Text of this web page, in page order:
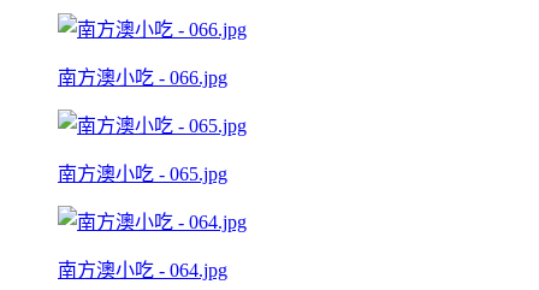
南方澳小吃 - 066.jpg
南方澳小吃 - 065.jpg
南方澳小吃 - 064.jpg